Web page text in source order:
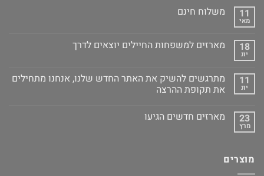
11
מאי
משלוח חינם
18
יונ
מארזים למשפחות החיילים יוצאים לדרך
11
יונ
מתרגשים להשיק את האתר החדש שלנו, אנחנו מתחילים
את תקופת ההרצה
23
מרץ
מארזים חדשים הגיעו
מוצרים